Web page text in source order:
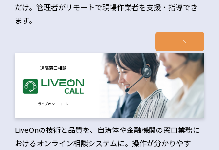
だけ。管理者がリモートで現場作業者を支援・指導でき
ます。
遠隔窓口相談
ライブオン コール
LiveOnの技術と品質を、自治体や金融機関の窓口業務に
おけるオンライン相談システムに。操作が分かりやす